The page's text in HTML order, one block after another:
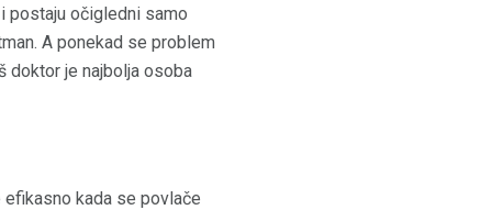
postaju očigledni samo
A ponekad se problem
doktor je najbolja osoba
kada se povlače